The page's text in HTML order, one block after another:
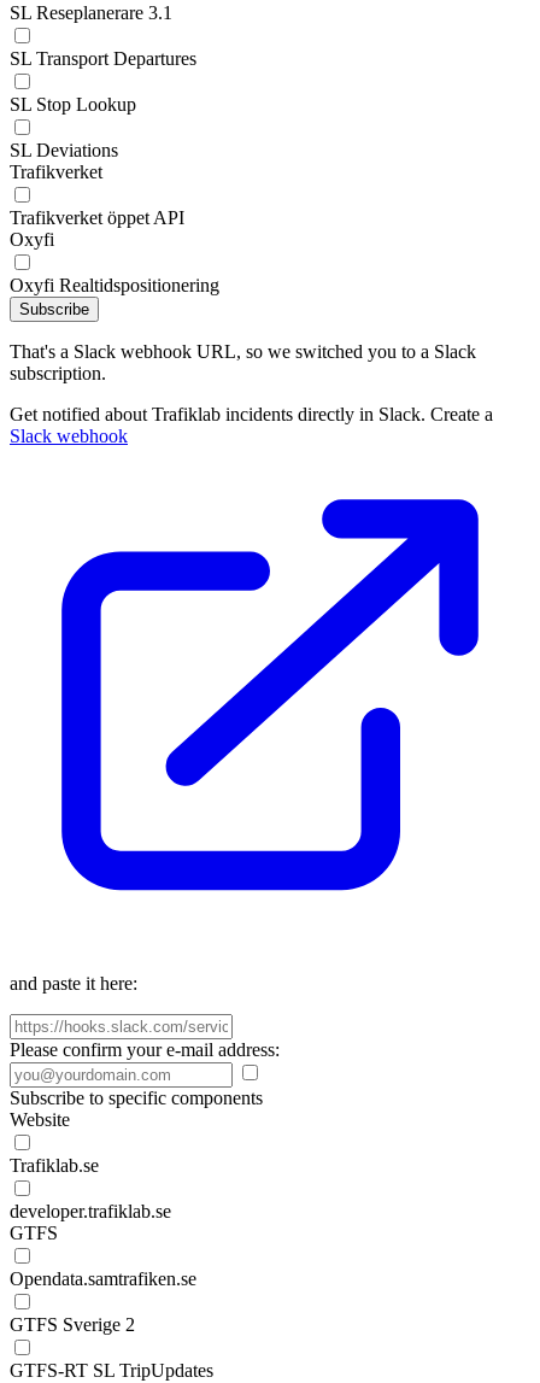
SL Reseplanerare 3.1
SL Transport Departures
SL Stop Lookup
SL Deviations
Trafikverket
Trafikverket öppet API
Oxyfi
Oxyfi Realtidspositionering
Subscribe
That's a Slack webhook URL, so we switched you to a Slack
subscription.
Get notified about Trafiklab incidents directly in Slack. Create a
Slack webhook
and paste it here:
Please confirm your e-mail address:
Subscribe to specific components
Website
Trafiklab.se
developer.trafiklab.se
GTFS
Opendata.samtrafiken.se
GTFS Sverige 2
GTFS-RT SL TripUpdates